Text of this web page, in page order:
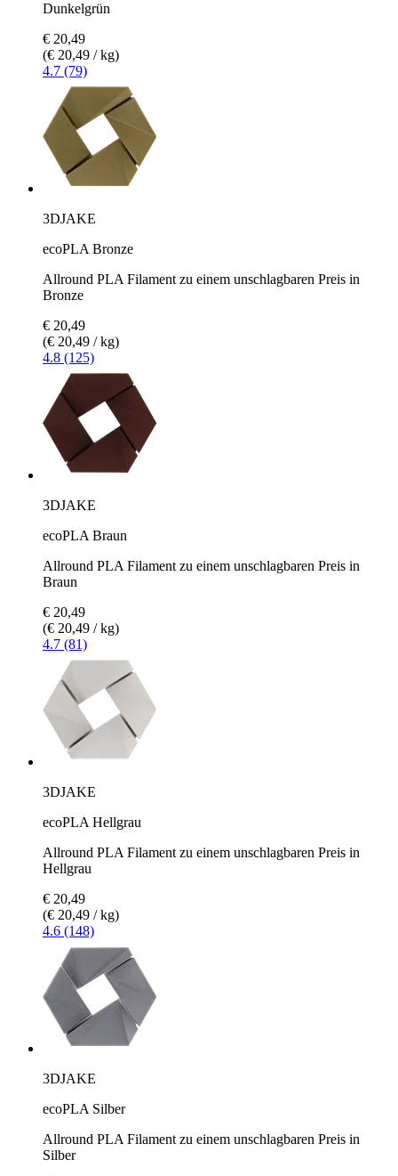
Dunkelgrün
€ 20,49
(€ 20,49 / kg)
4.7 (79)
3DJAKE
ecoPLA Bronze
Allround PLA Filament zu einem unschlagbaren Preis in
Bronze
€ 20,49
(€ 20,49 / kg)
4.8 (125)
3DJAKE
ecoPLA Braun
Allround PLA Filament zu einem unschlagbaren Preis in
Braun
€ 20,49
(€ 20,49 / kg)
4.7 (81)
3DJAKE
ecoPLA Hellgrau
Allround PLA Filament zu einem unschlagbaren Preis in
Hellgrau
€ 20,49
(€ 20,49 / kg)
4.6 (148)
3DJAKE
ecoPLA Silber
Allround PLA Filament zu einem unschlagbaren Preis in
Silber